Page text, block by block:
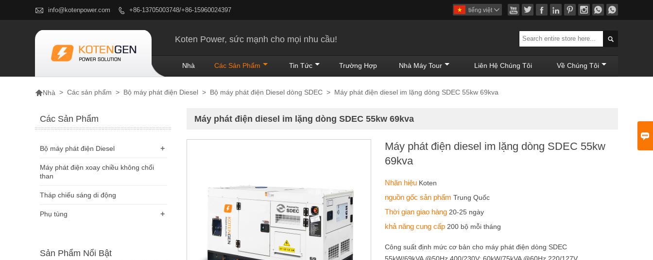

 info@kotenpower.com  +86-13705003748/+86-15960024397        
tiếng việt 
Koten Power, sức mạnh cho mọi nhu cầu! 
Nhà Các Sản Phẩm Tin Tức Trường Hợp Nhà Máy Tour Liên Hệ Chúng Tôi Về Chúng Tôi
Nhà > Các sản phẩm > Bộ máy phát điện Diesel > Bộ máy phát điện Diesel dòng SDEC > Máy phát điện diesel im lặng dòng SDEC 55kw 69kva
Máy phát điện diesel im lặng dòng SDEC 55kw 69kva
Máy phát điện diesel im lặng dòng SDEC 55kw
69kva
Nhãn hiệu Koten
nguồn gốc sản phẩmTrung Quốc
Thời gian giao hàng 20-25 ngày
khả năng cung cấp 200 bộ mỗi tháng
Công suất định mức cơ bản cho máy phát điện dòng SDEC
55kW/69kVA @50Hz 400/230V; 60kW/75kVA @60Hz 220/127V
Các Sản Phẩm
+
Bộ máy phát điện Diesel
Máy phát điện xoay chiều không chổi
than
Tháp chiếu sáng di động
+
Phụ tùng
Sản Phẩm Nổi Bật